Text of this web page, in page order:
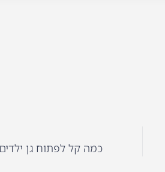
כמה קל לפתוח גן